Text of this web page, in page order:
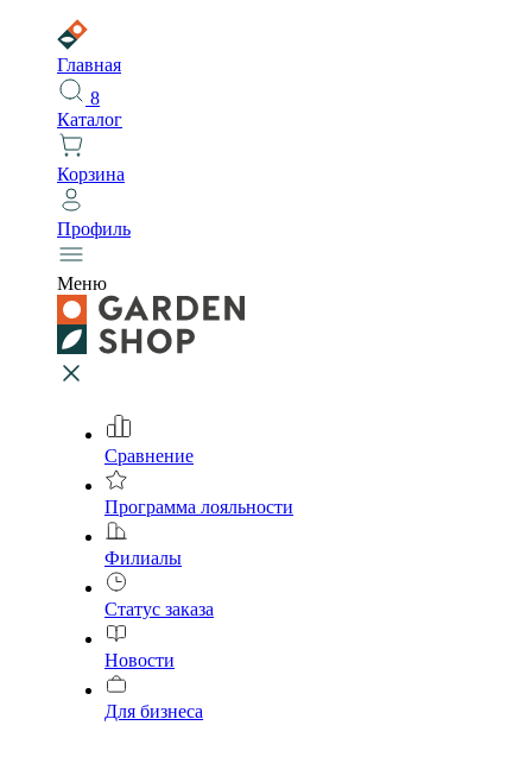
Главная
8
Каталог
Корзина
Профиль
Меню
Сравнение
Программа лояльности
Филиалы
Статус заказа
Новости
Для бизнеса